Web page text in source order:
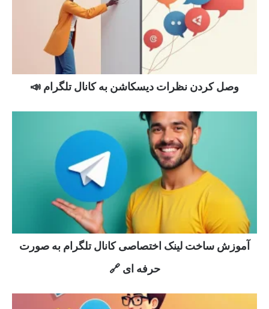
وصل کردن نظرات دیسکاشن به کانال تلگرام 📣
آموزش ساخت لینک اختصاصی کانال تلگرام به صورت
حرفه ای 🔗